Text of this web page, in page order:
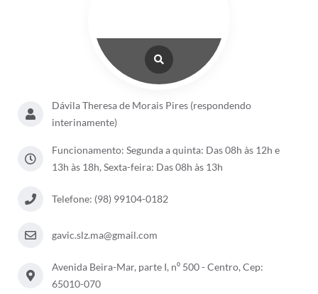
Dávila Theresa de Morais Pires (respondendo
interinamente)
Funcionamento: Segunda a quinta: Das 08h às 12h e
13h às 18h, Sexta-feira: Das 08h às 13h
Telefone: (98) 99104-0182
gavic.slz.ma@gmail.com
Avenida Beira-Mar, parte I, n⁰ 500 - Centro, Cep:
65010-070